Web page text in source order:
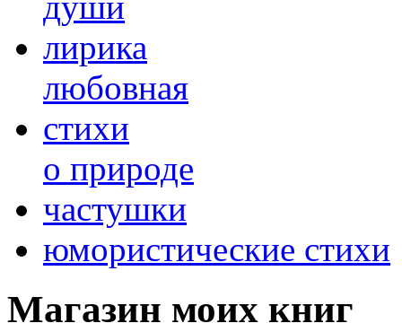
лирика
любовная
cтихи
о природе
частушки
юмористические стихи
Магазин моих книг